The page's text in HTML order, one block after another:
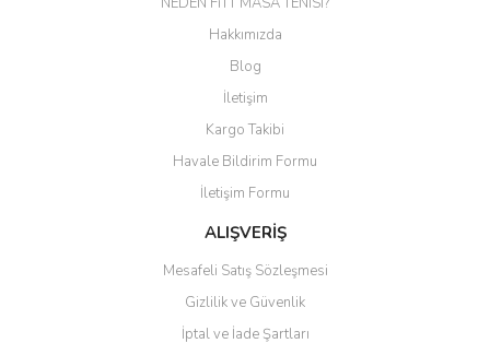
Ürün resmi kalitesiz, bozuk veya görüntülenemiyor.
Ürün açıklamasında eksik bilgiler bulunuyor.
Ürün bilgilerinde hatalar bulunuyor.
Ürün fiyatı diğer sitelerden daha pahalı.
Bu ürüne benzer farklı alternatifler olmalı.
Gönder
Hakkımızda
Blog
İletişim
Kargo Takibi
Havale Bildirim Formu
İletişim Formu
ALIŞVERİŞ
Mesafeli Satış Sözleşmesi
Gizlilik ve Güvenlik
İptal ve İade Şartları